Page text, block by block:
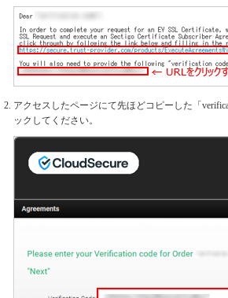
アクセスしたページにて先ほどコピーした「
ックしてください。